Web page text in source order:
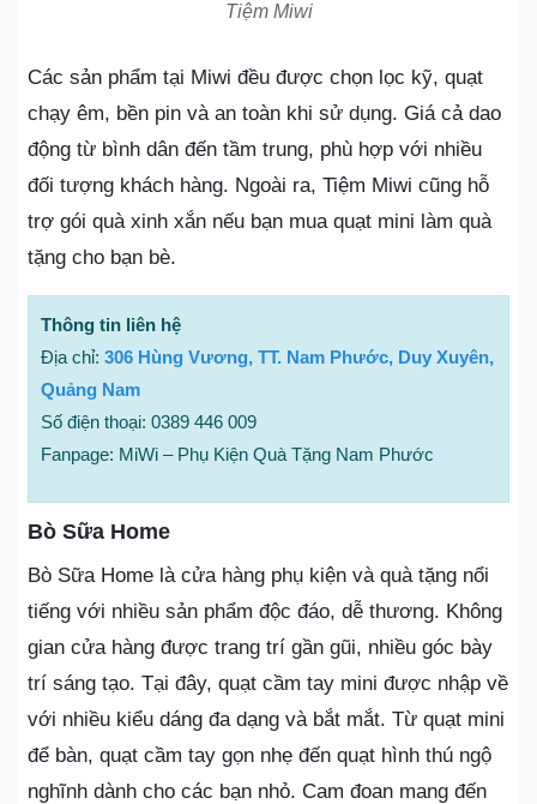
Tiệm Miwi
Các sản phẩm tại Miwi đều được chọn lọc kỹ, quạt
chạy êm, bền pin và an toàn khi sử dụng. Giá cả dao
động từ bình dân đến tầm trung, phù hợp với nhiều
đối tượng khách hàng. Ngoài ra, Tiệm Miwi cũng hỗ
trợ gói quà xinh xắn nếu bạn mua quạt mini làm quà
tặng cho bạn bè.
Thông tin liên hệ
Địa chỉ: 306 Hùng Vương, TT. Nam Phước, Duy Xuyên,
Quảng Nam
Số điện thoại: 0389 446 009
Fanpage: MiWi – Phụ Kiện Quà Tặng Nam Phước
Bò Sữa Home
Bò Sữa Home là cửa hàng phụ kiện và quà tặng nổi
tiếng với nhiều sản phẩm độc đáo, dễ thương. Không
gian cửa hàng được trang trí gần gũi, nhiều góc bày
trí sáng tạo. Tại đây, quạt cầm tay mini được nhập về
với nhiều kiểu dáng đa dạng và bắt mắt. Từ quạt mini
để bàn, quạt cầm tay gọn nhẹ đến quạt hình thú ngộ
nghĩnh dành cho các bạn nhỏ. Cam đoan mang đến